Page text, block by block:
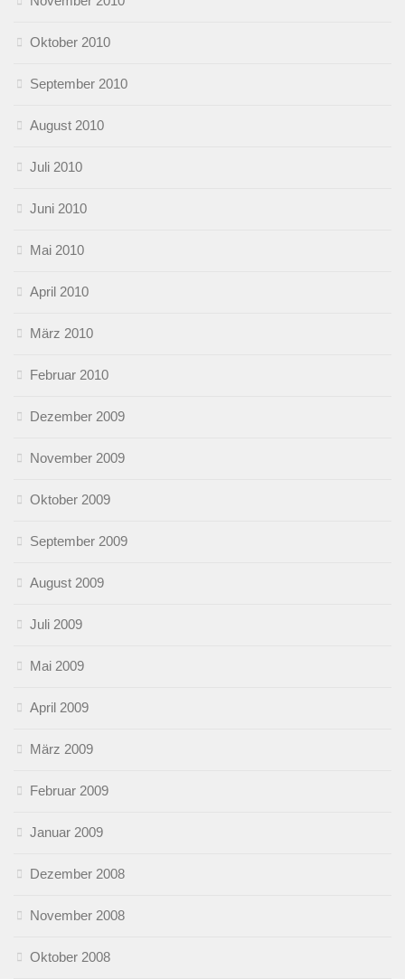
Oktober 2010
September 2010
August 2010
Juli 2010
Juni 2010
Mai 2010
April 2010
März 2010
Februar 2010
Dezember 2009
November 2009
Oktober 2009
September 2009
August 2009
Juli 2009
Mai 2009
April 2009
März 2009
Februar 2009
Januar 2009
Dezember 2008
November 2008
Oktober 2008